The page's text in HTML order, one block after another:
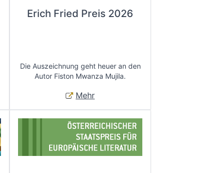
Erich Fried Preis 2026
Die Auszeichnung geht heuer an den
Autor Fiston Mwanza Mujila.
Mehr